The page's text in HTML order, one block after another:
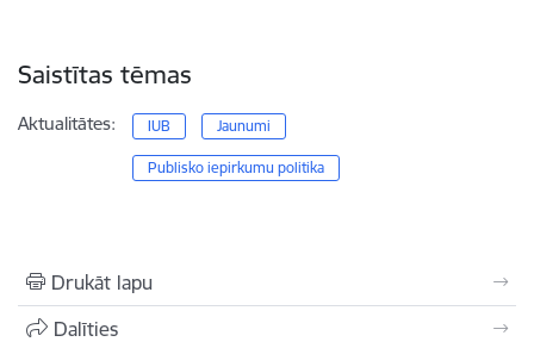
Saistītas tēmas
Aktualitātes: IUB Jaunumi
Publisko iepirkumu politika
Drukāt lapu
Dalīties